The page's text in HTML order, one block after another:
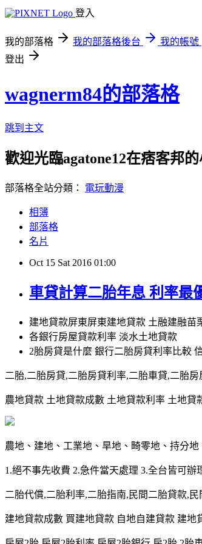
登入
我的部落格 我的部落格後台
我的帳號
登出
wagnerm84的部落格
跳到主文
歡迎光臨agatone12在痞客邦
部落格全站分類： 電玩動漫
相簿
部落格
名片
Oct 15 Sat 2016 01:00
車貸計算二胎年息 利率最
建地貸款屏東屏東建地貸款 土融建融
各銀行房屋貸款利率 淡水土地貸款
2胎房貸是什麼 銀行二胎房貸利率比較
二胎,二胎房貸,二胎房貸利率,二胎車貸,二胎房
農地貸款 土地貸款成數 土地貸款利率 土地貸
農地、建地、工業地、旱地、畸零地、持分
1.絕不事先收費 2.急件當天處理 3.全台皆可辦
二胎代償,二胎利率,二胎指南,民間二胎貸款,民
建地貸款成數 買建地貸款 自地自建貸款 建地